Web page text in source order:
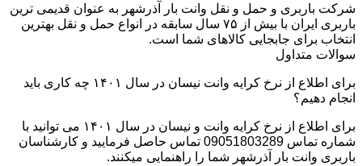
شرکت باربری و حمل و نقل وانت بار آذرشهر به عنوان قدیمی ترین
باربری ایران با بیش از ۷۵ سال سابقه در انواع حمل و نقل بهترین
انتخاب برای جابجایی کالاهای شما است.
سوالات متداول
برای اطلاع از نرخ کرایه وانت نیسان در سال ۱۴۰۱ چه کاری باید
انجام دهیم؟
برای اطلاع از نرخ کرایه وانت و نیسان در سال ۱۴۰۱ می توانید با
شماره تماس 09051803289 تماس حاصل فرمایید و کارشناسان
باربری وانت بار آذرشهر شما را راهنمایی میکنند.